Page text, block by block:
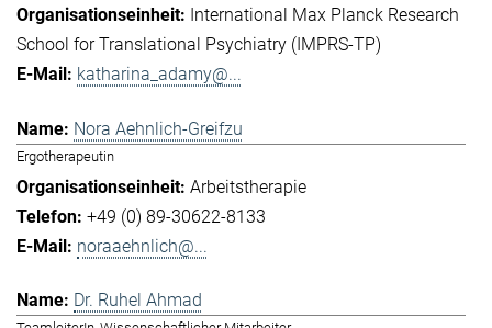
International Max Planck Research
School for Translational Psychiatry (IMPRS-TP)
katharina_adamy@...
Nora Aehnlich-Greifzu
Ergotherapeutin
Arbeitstherapie
+49 (0) 89-30622-8133
noraaehnlich@...
Dr. Ruhel Ahmad